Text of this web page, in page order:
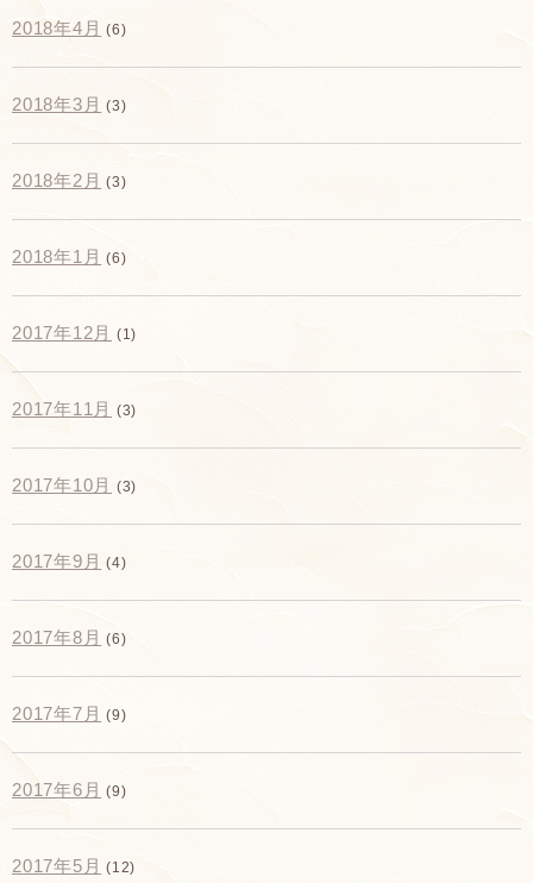
2018年4月 (6)
2018年3月 (3)
2018年2月 (3)
2018年1月 (6)
2017年12月 (1)
2017年11月 (3)
2017年10月 (3)
2017年9月 (4)
2017年8月 (6)
2017年7月 (9)
2017年6月 (9)
2017年5月 (12)